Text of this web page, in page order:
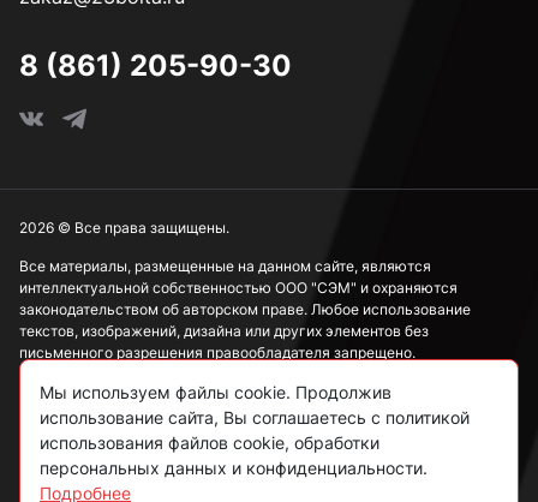
8 (861) 205-90-30
Все материалы, размещенные на данном сайте, являются
интеллектуальной собственностью ООО "СЭМ" и охраняются
законодательством об авторском праве. Любое использование
текстов, изображений, дизайна или других элементов без
письменного разрешения правообладателя запрещено.
Информация, представленная на сайте, носит исключительно
ознакомительный характер и не может рассматриваться как
публичная оферта в соответствии со ст. 437 ГК РФ.
Политика конфиденциальности
2026 © Все права защищены.
Мы используем файлы cookie. Продолжив
использование сайта, Вы соглашаетесь с политикой
использования файлов cookie, обработки
персональных данных и конфиденциальности.
Подробнее